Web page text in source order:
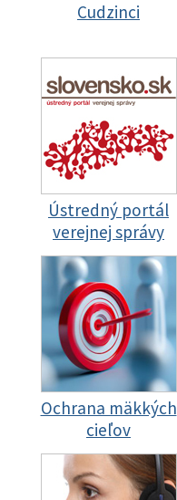
Cudzinci
Ústredný portál
verejnej správy
Ochrana mäkkých
cieľov